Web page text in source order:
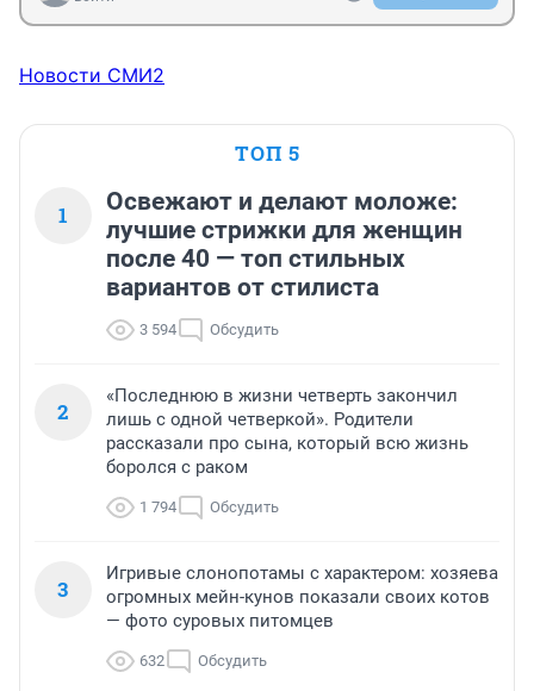
Новости СМИ2
ТОП 5
1
Освежают и делают моложе:
лучшие стрижки для женщин
после 40 — топ стильных
вариантов от стилиста
3 594 Обсудить
2
«Последнюю в жизни четверть закончил
лишь с одной четверкой». Родители
рассказали про сына, который всю жизнь
боролся с раком
1 794 Обсудить
3
Игривые слонопотамы с характером: хозяева
огромных мейн-кунов показали своих котов
— фото суровых питомцев
632 Обсудить